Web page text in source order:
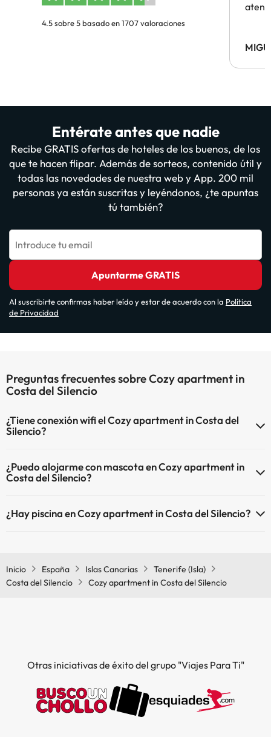
4.5 sobre 5 basado en 1707 valoraciones
Entérate antes que nadie
Recibe GRATIS ofertas de hoteles de los buenos, de los
que te hacen flipar. Además de sorteos, contenido útil y
todas las novedades de nuestra web y App. 200 mil
personas ya están suscritas y leyéndonos, ¿te apuntas
tú también?
Introduce tu email
Apuntarme GRATIS
Al suscribirte confirmas haber leído y estar de acuerdo con la Política
de Privacidad
Preguntas frecuentes sobre Cozy apartment in
Costa del Silencio
¿Tiene conexión wifi el Cozy apartment in Costa del
Silencio?
¿Puedo alojarme con mascota en Cozy apartment in
Costa del Silencio?
¿Hay piscina en Cozy apartment in Costa del Silencio?
Piscina al aire libre (temporada de verano)
Inicio España Islas Canarias
Tenerife (Isla)
Costa del Silencio
Cozy apartment in Costa del Silencio
Otras iniciativas de éxito del grupo "Viajes Para Ti"